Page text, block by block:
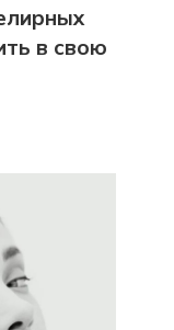
в свою